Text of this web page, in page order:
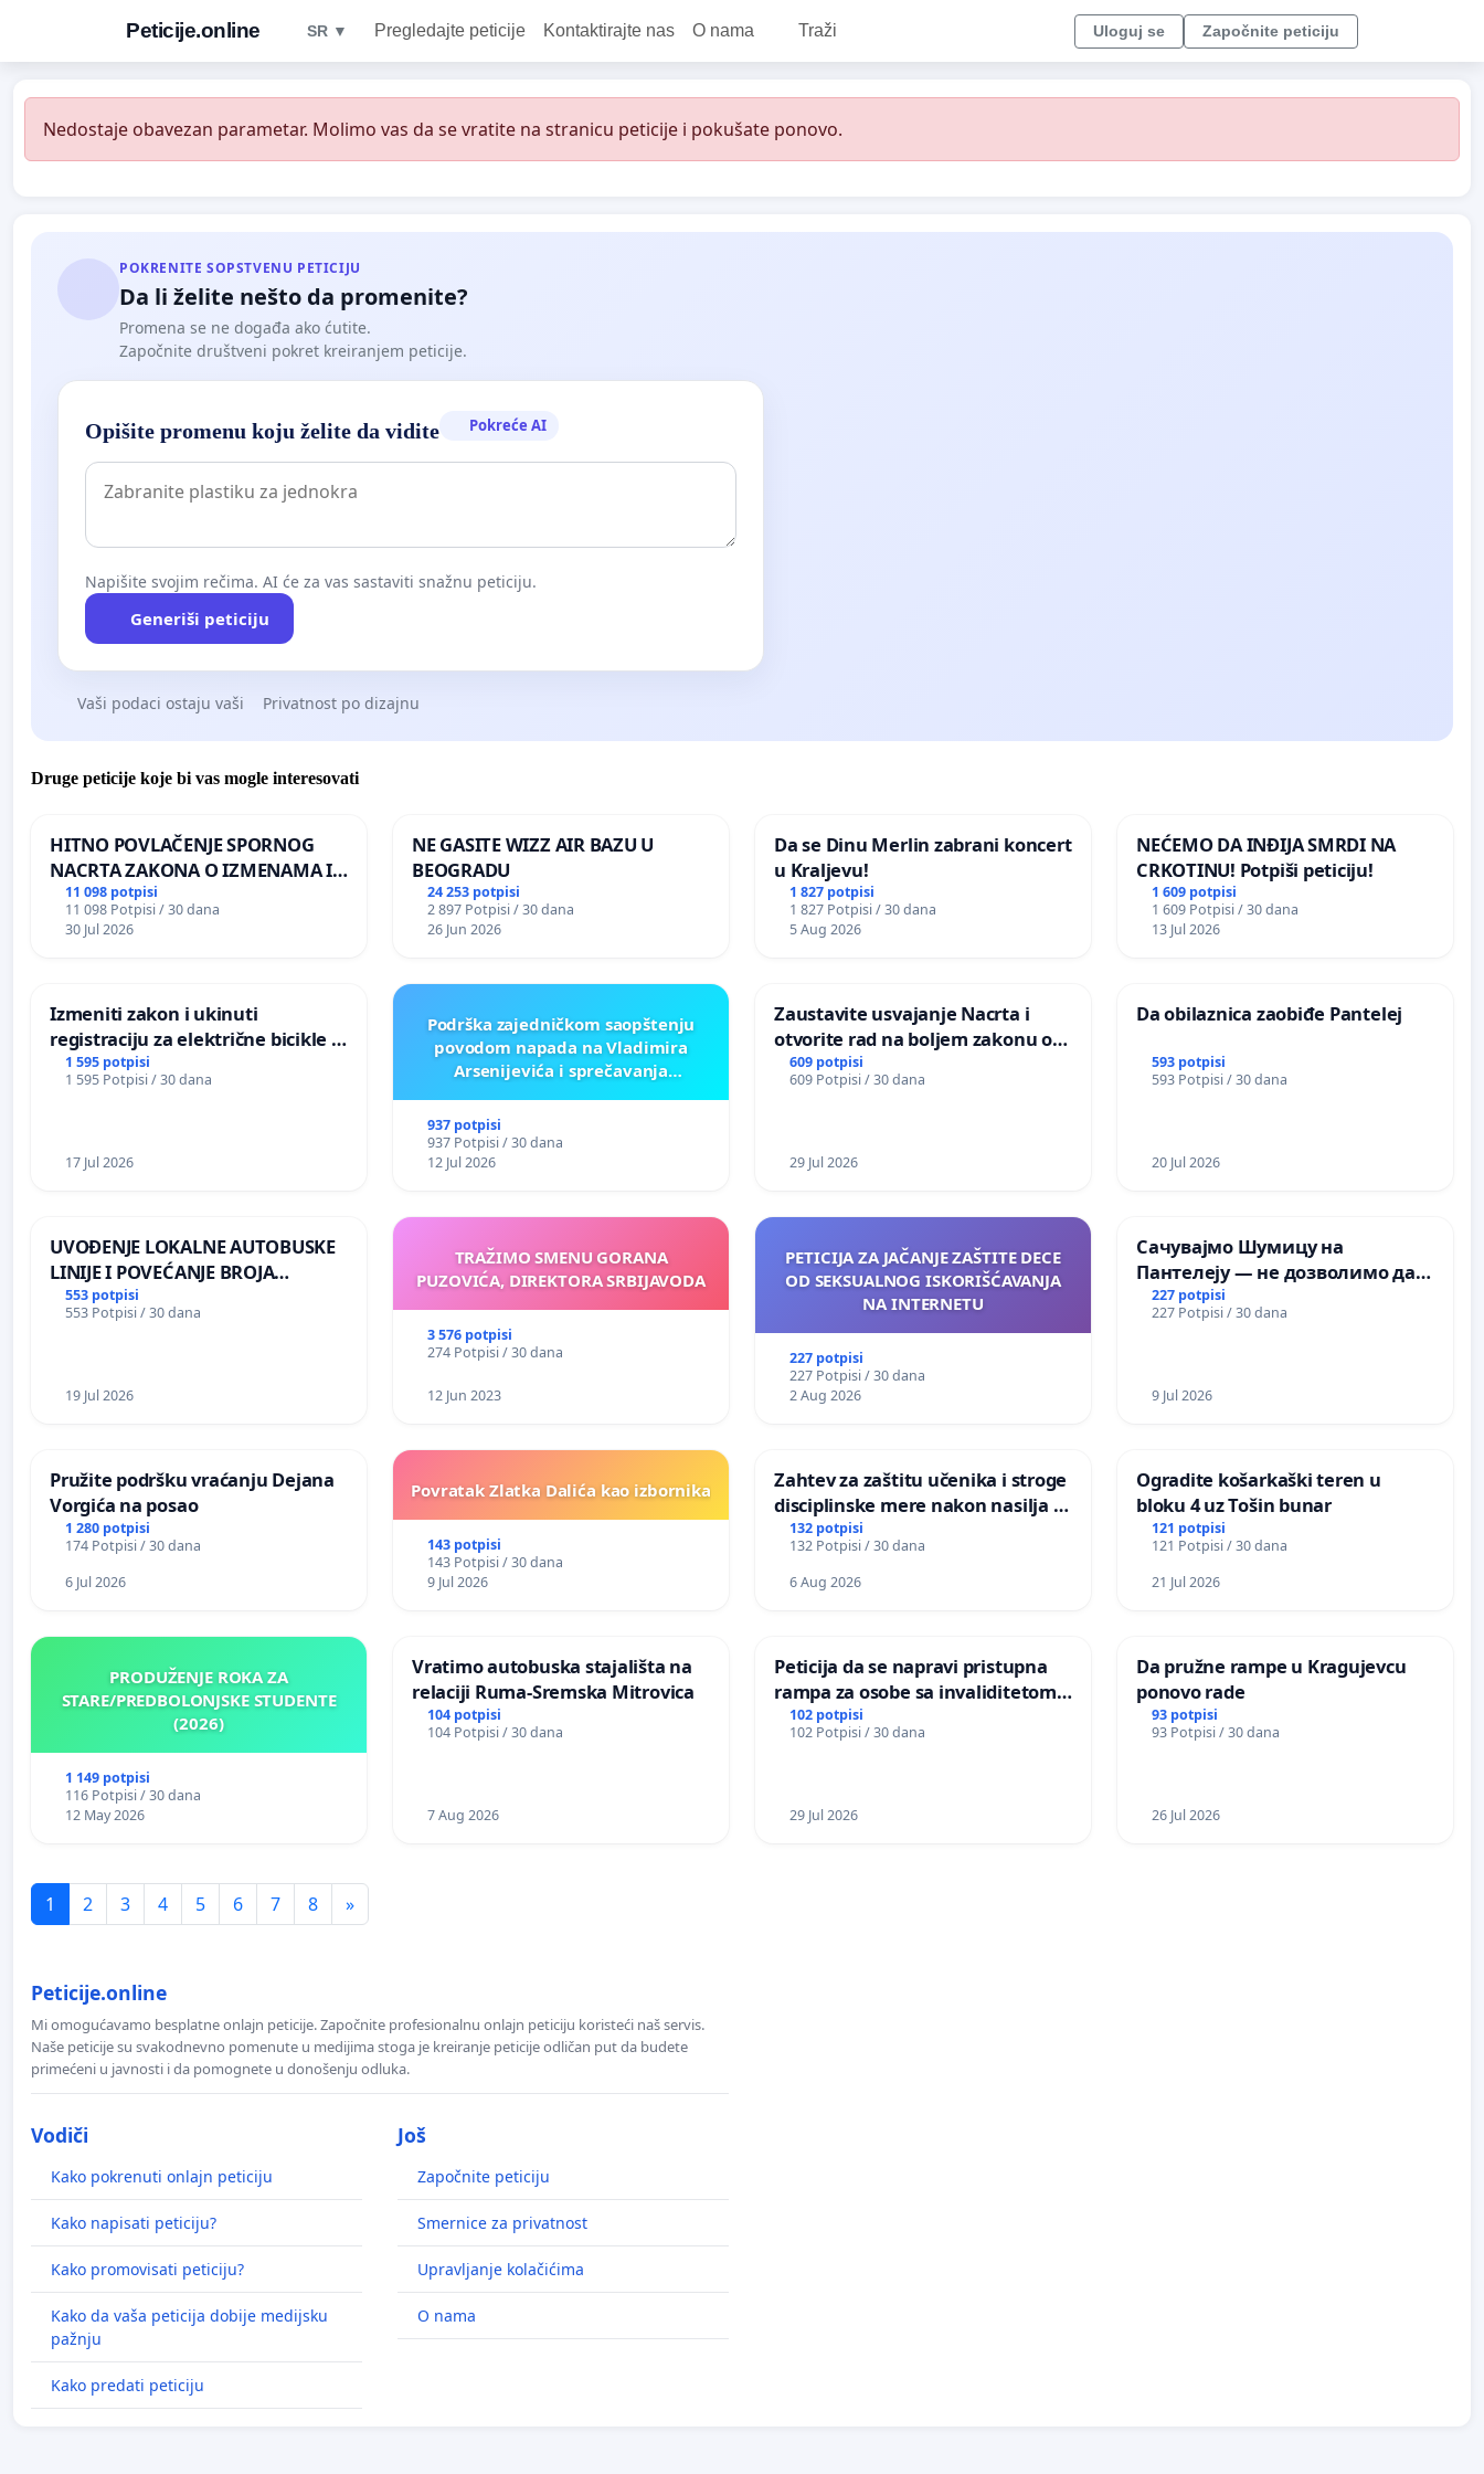
Peticije.online SR ▼ Pregledajte peticije Kontaktirajte nas O nama Traži Uloguj se Započnite peticiju
Nedostaje obavezan parametar. Molimo vas da se vratite na stranicu peticije i pokušate ponovo.
POKRENITE SOPSTVENU PETICIJU
Da li želite nešto da promenite?
Promena se ne događa ako ćutite.
Započnite društveni pokret kreiranjem peticije.
Opišite promenu koju želite da vidite Pokreće AI
Napišite svojim rečima. AI će za vas sastaviti snažnu peticiju.
Generiši peticiju
Vaši podaci ostaju vaši Privatnost po dizajnu
Druge peticije koje bi vas mogle interesovati
HITNO POVLAČENJE SPORNOG
NACRTA ZAKONA O IZMENAMA I
DOPUNAMA ZAKONA O
DOBROBITI ŽIVOTINJA
11 098 potpisi
11 098 Potpisi / 30 dana
30 Jul 2026
NE GASITE WIZZ AIR BAZU U
BEOGRADU
24 253 potpisi
2 897 Potpisi / 30 dana
26 Jun 2026
Da se Dinu Merlin zabrani koncert
u Kraljevu!
1 827 potpisi
1 827 Potpisi / 30 dana
5 Aug 2026
NEĆEMO DA INĐIJA SMRDI NA
CRKOTINU! Potpiši peticiju!
1 609 potpisi
1 609 Potpisi / 30 dana
13 Jul 2026
Izmeniti zakon i ukinuti
registraciju za električne bicikle i
skutere do 250W
1 595 potpisi
1 595 Potpisi / 30 dana
17 Jul 2026
Podrška zajedničkom saopštenju
povodom napada na Vladimira
Arsenijevića i sprečavanja
937 potpisi
937 Potpisi / 30 dana
12 Jul 2026
Zaustavite usvajanje Nacrta i
otvorite rad na boljem zakonu o
dobrobiti životinja
609 potpisi
609 Potpisi / 30 dana
29 Jul 2026
Da obilaznica zaobiđe Pantelej
593 potpisi
593 Potpisi / 30 dana
20 Jul 2026
UVOĐENJE LOKALNE AUTOBUSKE
LINIJE I POVEĆANJE BROJA
POLAZAKA BG VOZA ZA NASELJA
LEVE OBALE DUNAVA
553 potpisi
553 Potpisi / 30 dana
19 Jul 2026
TRAŽIMO SMENU GORANA
PUZOVIĆA, DIREKTORA SRBIJAVODA
3 576 potpisi
274 Potpisi / 30 dana
12 Jun 2023
PETICIJA ZA JAČANJE ZAŠTITE DECE
OD SEKSUALNOG ISKORIŠĆAVANJA
NA INTERNETU
227 potpisi
227 Potpisi / 30 dana
2 Aug 2026
Сачувајмо Шумицу на
Пантелеју — не дозволимо да
последња зелена површина у
Мавровској постане депонија
227 potpisi
227 Potpisi / 30 dana
9 Jul 2026
Pružite podršku vraćanju Dejana
Vorgića na posao
1 280 potpisi
174 Potpisi / 30 dana
6 Jul 2026
Povratak Zlatka Dalića kao izbornika
143 potpisi
143 Potpisi / 30 dana
9 Jul 2026
Zahtev za zaštitu učenika i stroge
disciplinske mere nakon nasilja u
školi
132 potpisi
132 Potpisi / 30 dana
6 Aug 2026
Ogradite košarkaški teren u
bloku 4 uz Tošin bunar
121 potpisi
121 Potpisi / 30 dana
21 Jul 2026
PRODUŽENJE ROKA ZA
STARE/PREDBOLONJSKE STUDENTE
(2026)
1 149 potpisi
116 Potpisi / 30 dana
12 May 2026
Vratimo autobuska stajališta na
relaciji Ruma-Sremska Mitrovica
104 potpisi
104 Potpisi / 30 dana
7 Aug 2026
Peticija da se napravi pristupna
rampa za osobe sa invaliditetom
na nadvoznjaku u ulici Filip Kljajic
u Kragujevcu
102 potpisi
102 Potpisi / 30 dana
29 Jul 2026
Da pružne rampe u Kragujevcu
ponovo rade
93 potpisi
93 Potpisi / 30 dana
26 Jul 2026
1 2 3 4 5 6 7 8 »
Peticije.online
Mi omogućavamo besplatne onlajn peticije. Započnite profesionalnu onlajn peticiju koristeći naš servis.
Naše peticije su svakodnevno pomenute u medijima stoga je kreiranje peticije odličan put da budete
primećeni u javnosti i da pomognete u donošenju odluka.
Vodiči
Kako pokrenuti onlajn peticiju
Kako napisati peticiju?
Kako promovisati peticiju?
Kako da vaša peticija dobije medijsku
pažnju
Kako predati peticiju
Još
Započnite peticiju
Smernice za privatnost
Upravljanje kolačićima
O nama